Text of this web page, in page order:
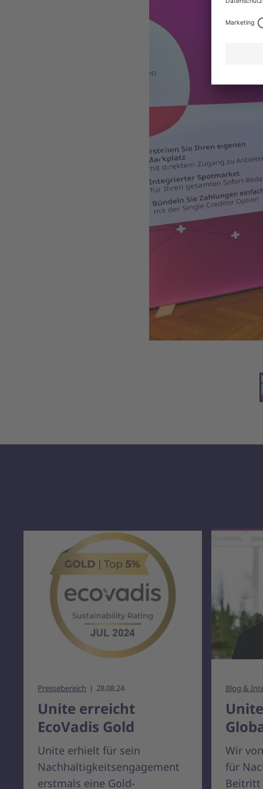
Pressebereich 28.08.24
Unite erreicht
EcoVadis Gold
Unite erhielt für sein
Nachhaltigkeitsengagement
erstmals eine Gold-
Blog &
Wir
für
Beitritt